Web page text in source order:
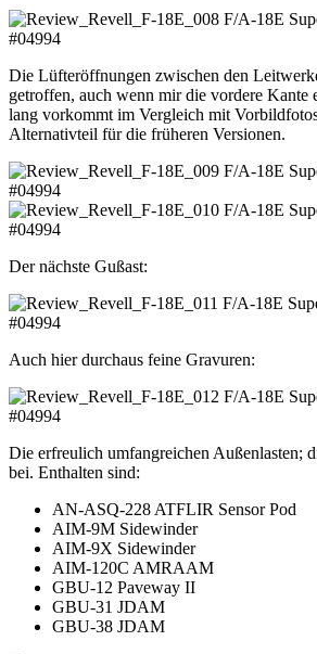
Die Lüfteröffnungen zwischen den
getroffen, auch wenn mir die vordere Kante
lang vorkommt im Vergleich mit
Alternativteil für die früheren Versionen.
Der nächste Gußast:
Auch hier durchaus feine Gravuren:
Die erfreulich umfangreichen Außenlasten;
bei. Enthalten sind:
AN-ASQ-228 ATFLIR Sensor Pod
AIM-9M Sidewinder
AIM-9X Sidewinder
AIM-120C AMRAAM
GBU-12 Paveway II
GBU-31 JDAM
GBU-38 JDAM